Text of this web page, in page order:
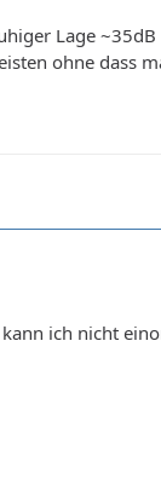
Lage ~35dB
ohne dass
ich nicht